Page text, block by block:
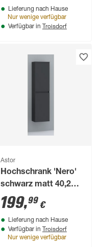
Lieferung nach Hause
Nur wenige verfügbar
Verfügbar in Troisdorf
Astor
Hochschrank 'Nero'
schwarz matt 40,2 x
148,6 x 22 cm
199,99 €
Lieferung nach Hause
Verfügbar in Troisdorf
Nur wenige verfügbar